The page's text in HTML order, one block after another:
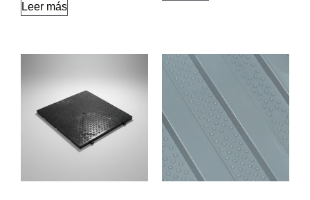
Leer más